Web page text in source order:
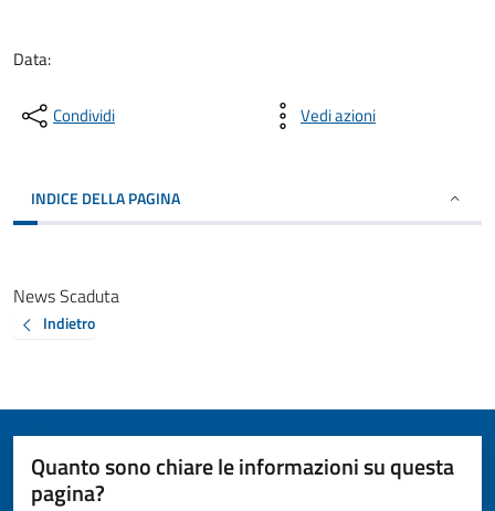
Data:
Condividi Vedi azioni
INDICE DELLA PAGINA
News Scaduta
Indietro
Quanto sono chiare le informazioni su questa
pagina?